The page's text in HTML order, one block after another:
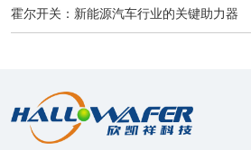
霍尔开关：新能源汽车行业的关键助力器